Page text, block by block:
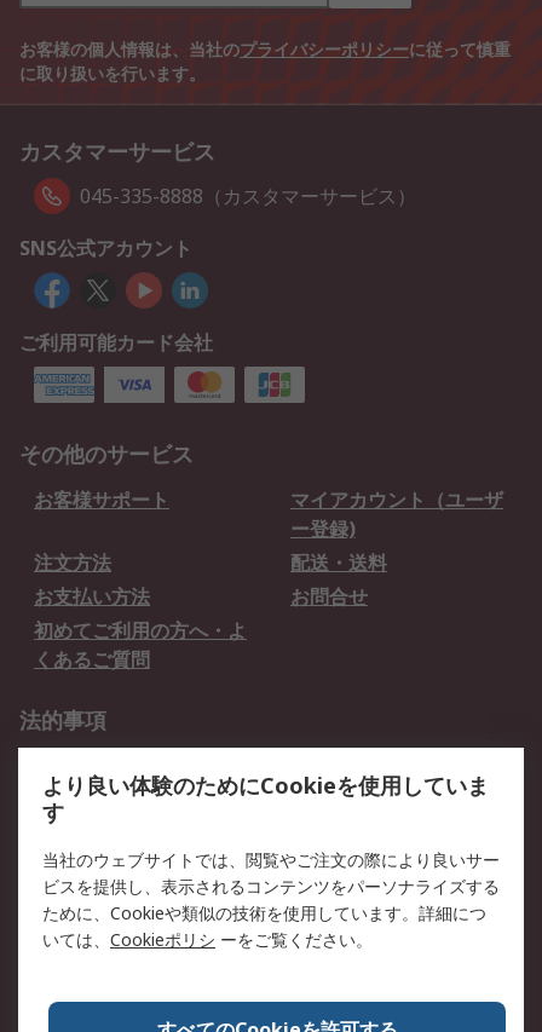
お客様の個人情報は、当社のプライバシーポリシーに従って慎重
に取り扱いを行います。
カスタマーサービス
045-335-8888（カスタマーサービス）
SNS公式アカウント
ご利用可能カード会社
その他のサービス
お客様サポート
マイアカウント（ユーザ
ー登録)
注文方法
配送・送料
お支払い方法
お問合せ
初めてご利用の方へ・よ
くあるご質問
法的事項
クッキーポリシー
RSについて
会社概要
採用情報
プレスリリース＆お知ら
コーポレートサイト
全世界のRS
RSの歴史
より良い体験のためにCookieを使用していま
す
当社のウェブサイトでは、閲覧やご注文の際により良いサー
ビスを提供し、表示されるコンテンツをパーソナライズする
ために、Cookieや類似の技術を使用しています。詳細につ
いては、 Cookieポリシ ーをご覧ください。